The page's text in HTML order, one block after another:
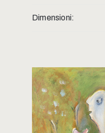
Dimensioni: